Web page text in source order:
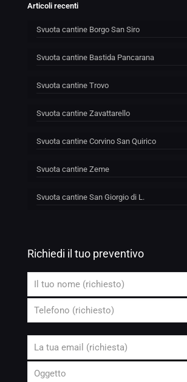
Articoli recenti
Svuota cantine Borgo San Siro
Svuota cantine Bastida Pancarana
Svuota cantine Trovo
Svuota cantine Zavattarello
Svuota cantine Corvino San Quirico
Svuota cantine Zeme
Svuota cantine San Giorgio di L.
Richiedi il tuo preventivo